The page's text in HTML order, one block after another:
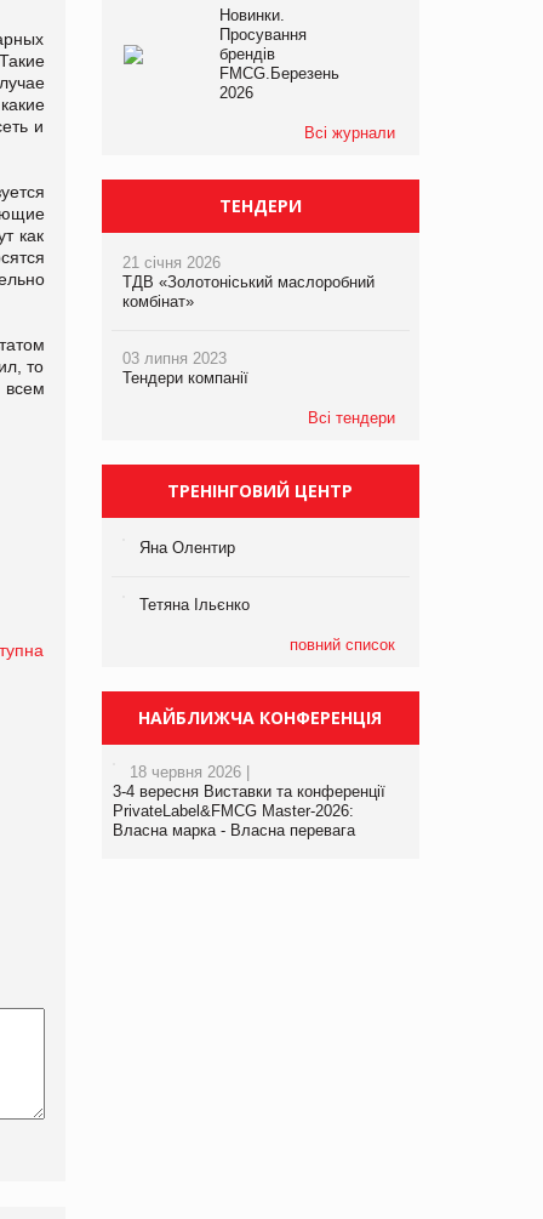
и
как
то
Новинки.
Просування
брендів
FMCG.Березень
2026
Всі журнали
ТЕНДЕРИ
21 січня 2026
ТДВ «Золотоніський маслоробний
комбінат»
03 липня 2023
Тендери компанії
Всі тендери
ТРЕНІНГОВИЙ ЦЕНТР
Яна Олентир
Тетяна Ільєнко
повний список
НАЙБЛИЖЧА КОНФЕРЕНЦІЯ
18 червня 2026 |
3-4 вересня Виставки та конференції
PrivateLabel&FMCG Master-2026:
Власна марка - Власна перевага